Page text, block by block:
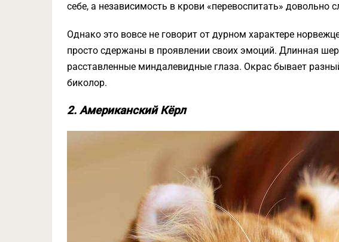
себе, а независимость в крови «перевоспитать» довольно
Однако это вовсе не говорит от дурном характере
просто сдержаны в проявлении своих эмоций. Длинная
расставленные миндалевидные глаза. Окрас бывает
биколор.
2. Американский Кёрл